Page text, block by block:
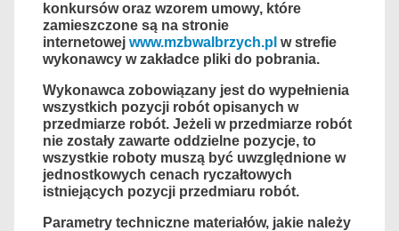
konkursów oraz wzorem umowy, które
zamieszczone są na stronie
internetowej www.mzbwalbrzych.pl w strefie
wykonawcy w zakładce pliki do pobrania.
Wykonawca zobowiązany jest do wypełnienia
wszystkich pozycji robót opisanych w
przedmiarze robót. Jeżeli w przedmiarze robót
nie zostały zawarte oddzielne pozycje, to
wszystkie roboty muszą być uwzględnione w
jednostkowych cenach ryczałtowych
istniejących pozycji przedmiaru robót.
Parametry techniczne materiałów, jakie należy